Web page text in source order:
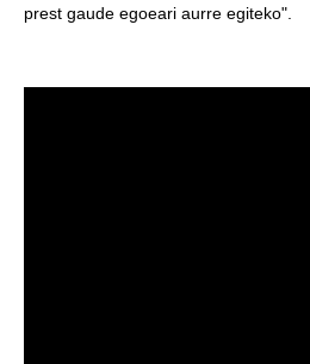
prest gaude egoeari aurre egiteko".